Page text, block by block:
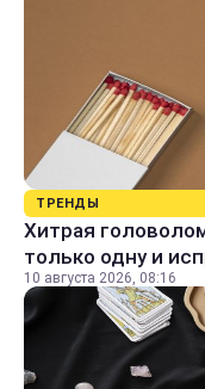
ТРЕНДЫ
Хитрая
только одну и
10 августа 2026, 08:16